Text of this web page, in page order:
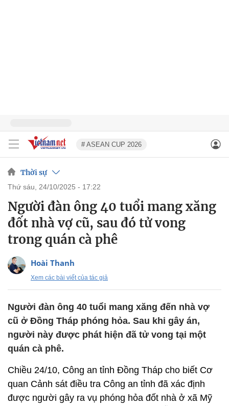
# ASEAN CUP 2026
Thời sự
thứ sáu, 24/10/2025 - 17:22
Người đàn ông 40 tuổi mang xăng
đốt nhà vợ cũ, sau đó tử vong
trong quán cà phê
Hoài Thanh
Xem các bài viết của tác giả
Người đàn ông 40 tuổi mang xăng đến nhà vợ
cũ ở Đồng Tháp phóng hỏa. Sau khi gây án,
người này được phát hiện đã tử vong tại một
quán cà phê.
Chiều 24/10, Công an tỉnh Đồng Tháp cho biết Cơ
quan Cảnh sát điều tra Công an tỉnh đã xác định
được người gây ra vụ phóng hỏa đốt nhà ở xã Mỹ